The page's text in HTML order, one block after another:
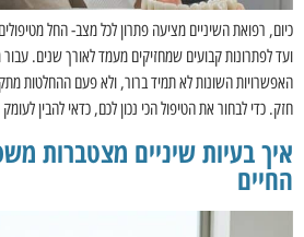
כיום, רפואת השיניים מציעה פתרון לכל מצב- החל
ועד לפתרונות קבועים שמחזיקים מעמד לאורך שנים. עבור
האפשרויות השונות לא תמיד ברור, ולא פעם ההחלטות
חזק. כדי לבחור את הטיפול הכי נכון לכם, כדאי להבין
איך בעיות שיניים מצטברות
החיים